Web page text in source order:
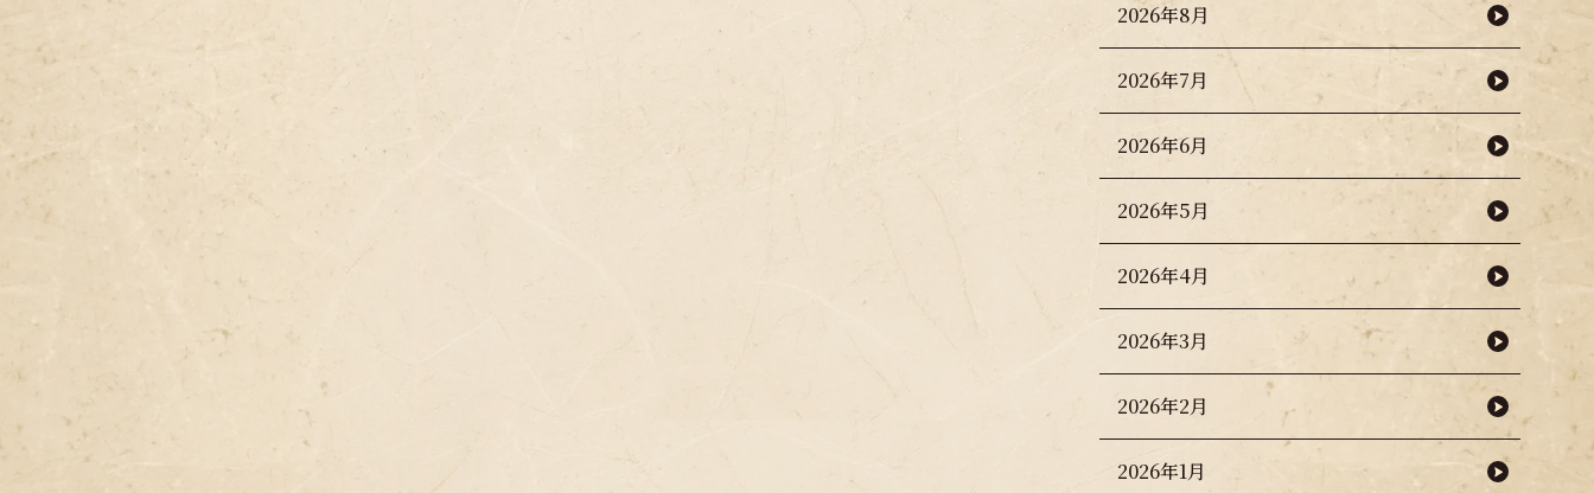
2026年8月
2026年7月
2026年6月
2026年5月
2026年4月
2026年3月
2026年2月
2026年1月